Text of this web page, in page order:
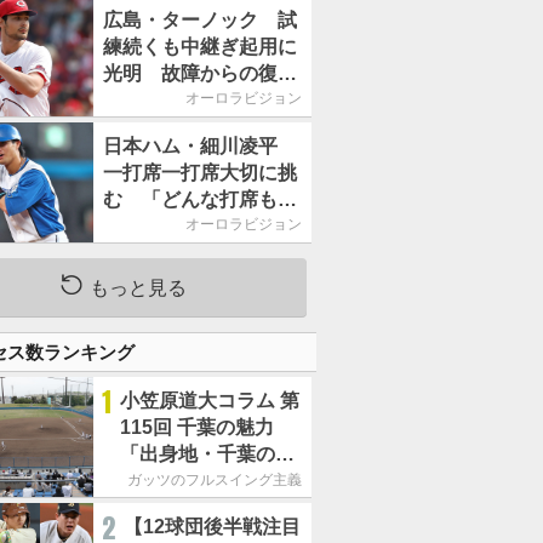
催
広島・ターノック 試
練続くも中継ぎ起用に
光明 故障からの復帰
期す／助っ人前半戦通
オーロラビジョン
日本ハム・細川凌平
一打席一打席大切に挑
む 「どんな打席も何
か意味のある打席にし
く！
オーロラビジョン
もっと見る
ス数ランキング
1 小笠原道大コラム 第
115回 千葉の魅力
「出身地・千葉の話
の続き。昔から野球
す」
ガッツのフルスイング主義
2 【12球団後半戦注目